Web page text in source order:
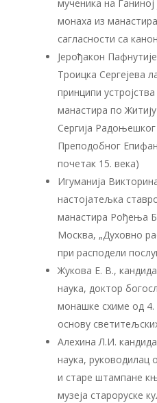
мученика на
монаха из
сагласности са
Јерођакон
Троицка Сергејева
принципи
манастира по
Сергија
Преподобног
почетак 15. века)
Игуманија
настојатељка
манастира Рођења
Москва, „Духовно
при расподели
Жукова Е. В.,
наука, доктор
монашке схиме од 4.
основу
Алехина Л.И.
наука,
и старе штампане
музеја староруске